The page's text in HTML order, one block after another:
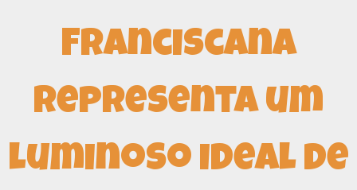
Franciscana
representa um
luminoso ideal de